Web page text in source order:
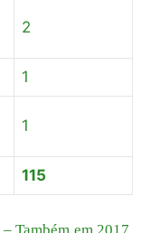
2
1
1
115